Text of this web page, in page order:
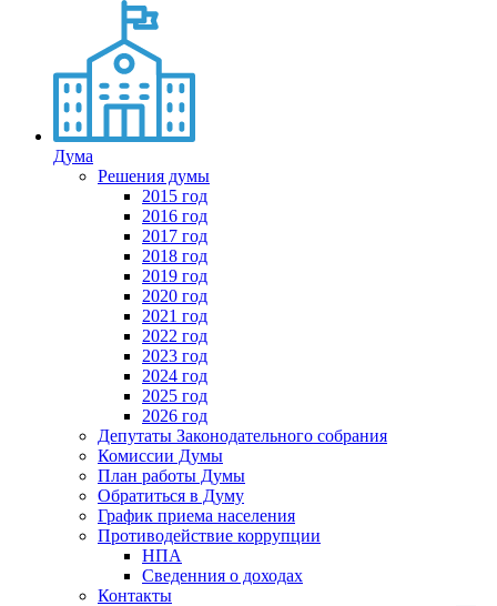
Дума
Решения думы
2015 год
2016 год
2017 год
2018 год
2019 год
2020 год
2021 год
2022 год
2023 год
2024 год
2025 год
2026 год
Депутаты Законодательного собрания
Комиссии Думы
План работы Думы
Обратиться в Думу
График приема населения
Противодействие коррупции
НПА
Сведенния о доходах
Контакты